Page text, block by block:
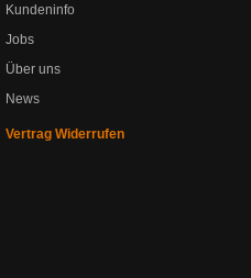
Kundeninfo
Jobs
Über uns
News
Vertrag Widerrufen